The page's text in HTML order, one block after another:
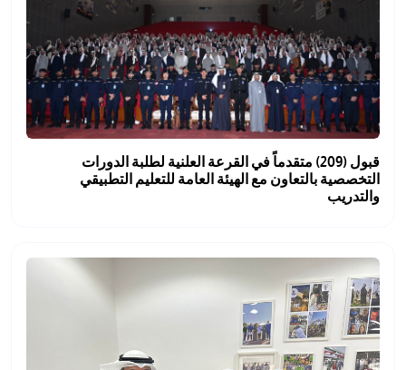
قبول (209) متقدماً في القرعة العلنية لطلبة الدورات
التخصصية بالتعاون مع الهيئة العامة للتعليم التطبيقي
والتدريب